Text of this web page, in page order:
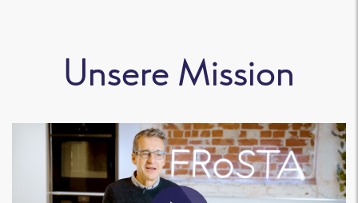
Unsere Mission